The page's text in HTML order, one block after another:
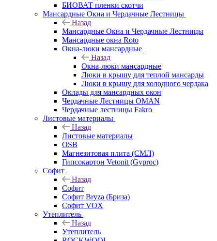
БИОВАТ пленки скотчи
Мансардные Окна и Чердачные Лестницы
Назад
Мансардные Окна и Чердачные Лестницы
Мансардные окна Roto
Окна-люки мансардные
Назад
Окна-люки мансардные
Люки в крышу для теплой мансарды
Люки в крышу для холодного чердака
Оклады для мансардных окон
Чердачные Лестницы OMAN
Чердачные лестницы Fakro
Листовые материалы
Назад
Листовые материалы
OSB
Магнезитовая плита (СМЛ)
Гипсокартон Vetonit (Gyproc)
Софит
Назад
Софит
Софит Bryza (Бриза)
Софит VOX
Утеплитель
Назад
Утеплитель